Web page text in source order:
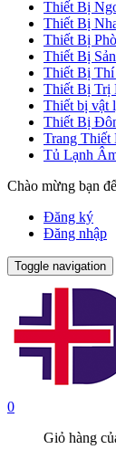
Thiết Bị
Thiết Bị
Thiết Bị
Thiết Bị
Thiết Bị
Thiết Bị Trị
Thiết bị vật
Thiết Bị
Trang Thiết
Tủ Lạnh
Chào mừng bạn
Đăng ký
Đăng nhập
Toggle navigation
0
Giỏ hàng